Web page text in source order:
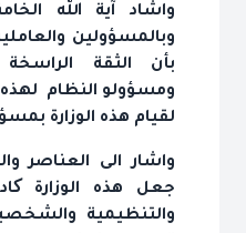
واشاد آية الله
وبالمسؤولين
بأن الثقة الراسخة
ومسؤولو النظام لهذه
لقيام هذه الوزارة
واشار الى العناصر
جعل هذه الوزارة
والتنظيمية